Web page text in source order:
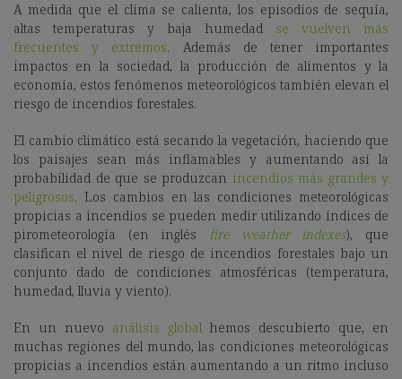
A medida que el clima se calienta, los episodios de sequía,
altas temperaturas y baja humedad
se vuelven más
frecuentes y extremos. Además de tener importantes
impactos en la sociedad, la producción de alimentos y la
economía, estos fenómenos meteorológicos también elevan el
riesgo de incendios forestales.
El cambio climático está secando la vegetación, haciendo que
los paisajes sean más inflamables y aumentando así la
probabilidad de que se produzcan incendios más grandes y
peligrosos. Los cambios en las condiciones meteorológicas
propicias a incendios se pueden medir utilizando índices de
pirometeorología (en inglés
fire weather indexes), que
clasifican el nivel de riesgo de incendios forestales bajo un
conjunto dado de condiciones atmosféricas (temperatura,
humedad, lluvia y viento).
En un nuevo análisis global hemos descubierto que, en
muchas regiones del mundo, las condiciones meteorológicas
propicias a incendios están aumentando a un ritmo incluso